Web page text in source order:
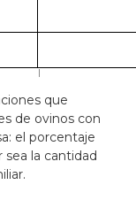
que
de ovinos con
el porcentaje
la cantidad